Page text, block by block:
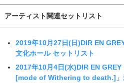
アーティスト関連セットリスト
2019年10月27日(日)DIR EN
文化ホール セットリスト
2017年10月4日(水)DIR EN GREY
[mode of Withering to death.]」